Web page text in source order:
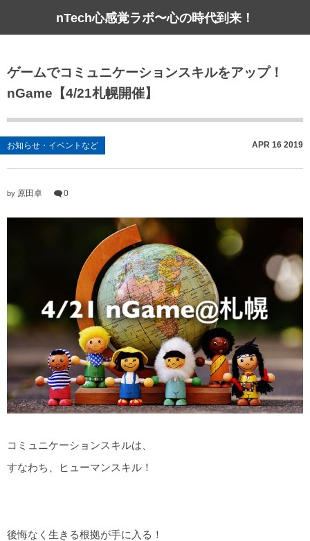
nTech心感覚ラボ〜心の時代到来！
ゲームでコミュニケーションスキルをアップ！
nGame【4/21札幌開催】
お知らせ・イベントなど APR 16 2019
by 原田卓 0
コミュニケーションスキルは、
すなわち、ヒューマンスキル！
後悔なく生きる根拠が手に入る！